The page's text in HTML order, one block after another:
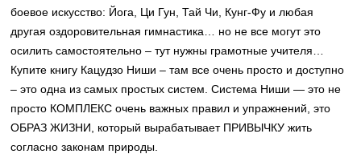
боевое искусство: Йога, Ци Гун, Тай Чи, Кунг-Фу и любая
другая оздоровительная гимнастика… но не все могут это
осилить самостоятельно – тут нужны грамотные учителя…
Купите книгу Кацудзо Ниши – там все очень просто и доступно
– это одна из самых простых систем. Система Ниши — это не
просто КОМПЛЕКС очень важных правил и упражнений, это
ОБРАЗ ЖИЗНИ, который вырабатывает ПРИВЫЧКУ жить
согласно законам природы.